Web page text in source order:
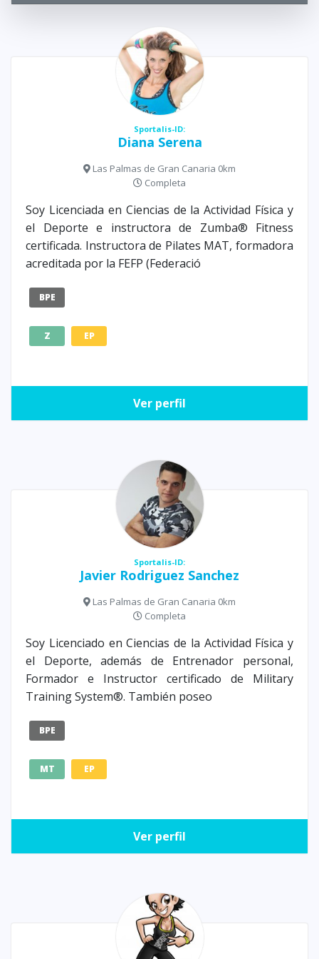
Sportalis-ID:
Diana Serena
Las Palmas de Gran Canaria 0km
Completa
Soy Licenciada en Ciencias de la Actividad Física y
el Deporte e instructora de Zumba® Fitness
certificada. Instructora de Pilates MAT, formadora
acreditada por la FEFP (Federació
BPE
Z EP
Ver perfil
Sportalis-ID:
Javier Rodriguez Sanchez
Las Palmas de Gran Canaria 0km
Completa
Soy Licenciado en Ciencias de la Actividad Física y
el Deporte, además de Entrenador personal,
Formador e Instructor certificado de Military
Training System®. También poseo
BPE
MT EP
Ver perfil